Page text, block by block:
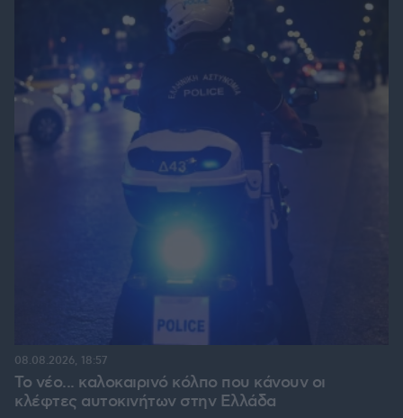
Το νέο... καλοκαιρινό κόλπο που κάνουν οι
κλέφτες αυτοκινήτων στην Ελλάδα
08.08.2026, 18:57